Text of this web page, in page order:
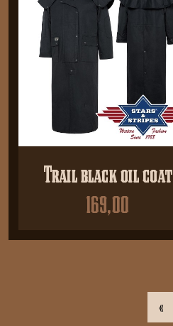
Trail black oil coat
169,00
«